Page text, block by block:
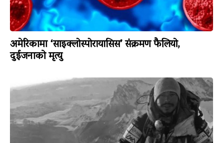
अमेरिकामा ‘साइक्लोस्पोरायासिस’ संक्रमण फैलियो,
दुईजनाको मृत्यु